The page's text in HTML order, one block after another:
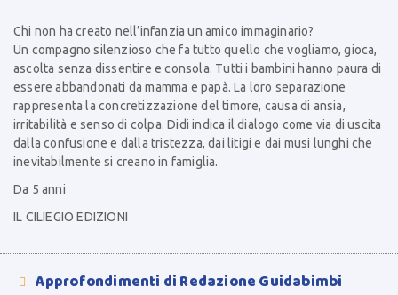
Chi non ha creato nell’infanzia un amico immaginario?
Un compagno silenzioso che fa tutto quello che vogliamo, gioca,
ascolta senza dissentire e consola. Tutti i bambini hanno paura di
essere abbandonati da mamma e papà. La loro separazione
rappresenta la concretizzazione del timore, causa di ansia,
irritabilità e senso di colpa. Didi indica il dialogo come via di uscita
dalla confusione e dalla tristezza, dai litigi e dai musi lunghi che
inevitabilmente si creano in famiglia.
Da 5 anni
IL CILIEGIO EDIZIONI
 Approfondimenti di Redazione Guidabimbi